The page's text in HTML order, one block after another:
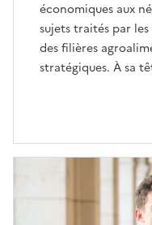
économiques aux
sujets traités par
des filières
stratégiques. À sa
d'accompagner